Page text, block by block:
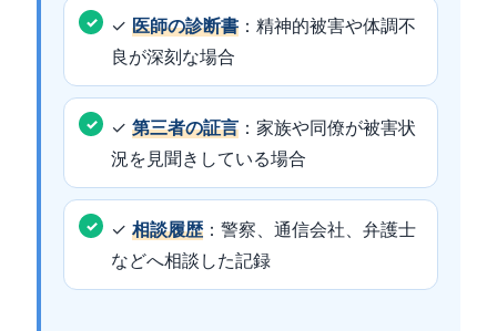
✓ 医師の診断書 ：精神的被害や体調不
良が深刻な場合
✓ 第三者の証言 ：家族や同僚が被害状
況を見聞きしている場合
✓ 相談履歴：警察、通信会社、弁護士
などへ相談した記録